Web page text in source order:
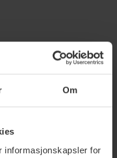
Om
informasjonskapsler for